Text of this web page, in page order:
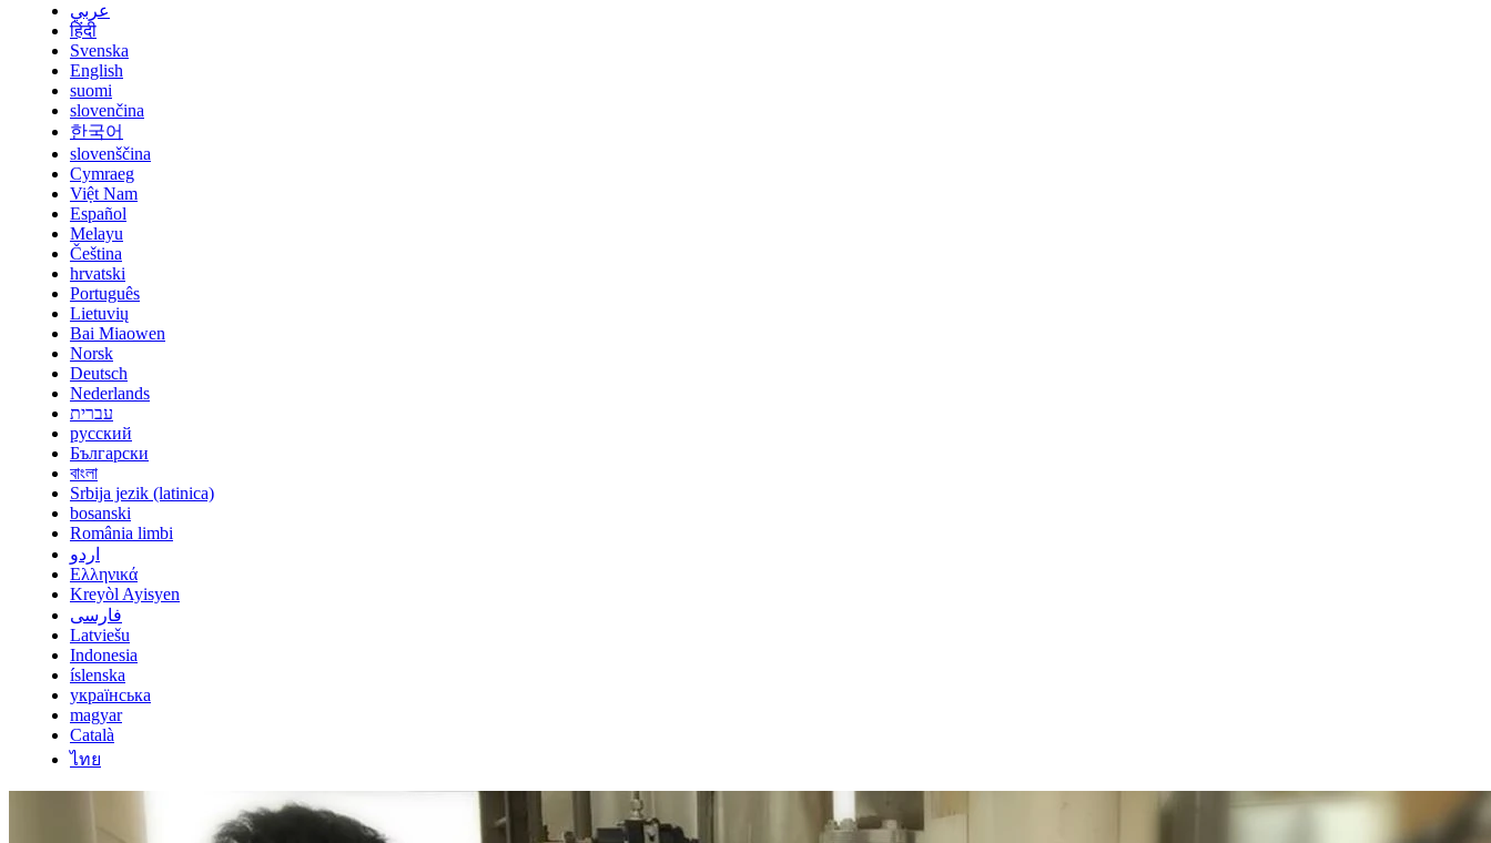
عربي
हिंदी
Svenska
English
suomi
slovenčina
한국어
slovenščina
Cymraeg
Việt Nam
Español
Melayu
Čeština
hrvatski
Português
Lietuvių
Bai Miaowen
Norsk
Deutsch
Nederlands
עברית
русский
Български
বাংলা
Srbija jezik (latinica)
bosanski
România limbi
اردو
Ελληνικά
Kreyòl Ayisyen
فارسی
Latviešu
Indonesia
íslenska
українська
magyar
Català
ไทย